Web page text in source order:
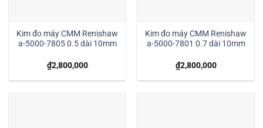
Kim đo máy CMM Renishaw
a-5000-7805 0.5 dài 10mm
₫2,800,000
Kim đo máy CMM Renishaw
a-5000-7801 0.7 dài 10mm
₫2,800,000